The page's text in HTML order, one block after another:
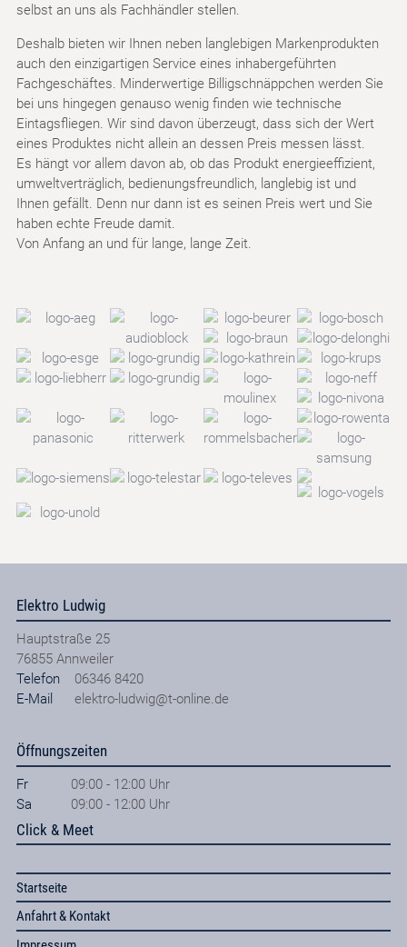
selbst an uns als Fachhändler stellen.
Deshalb bieten wir Ihnen neben langlebigen Markenprodukten
auch den einzigartigen Service eines inhabergeführten
Fachgeschäftes. Minderwertige Billigschnäppchen werden Sie
bei uns hingegen genauso wenig finden wie technische
Eintagsfliegen. Wir sind davon überzeugt, dass sich der Wert
eines Produktes nicht allein an dessen Preis messen lässt.
Es hängt vor allem davon ab, ob das Produkt energieeffizient,
umweltverträglich, bedienungsfreundlich, langlebig ist und
Ihnen gefällt. Denn nur dann ist es seinen Preis wert und Sie
haben echte Freude damit.
Von Anfang an und für lange, lange Zeit.
Elektro Ludwig
Hauptstraße 25
76855 Annweiler
Telefon
06346 8420
E-Mail
elektro-ludwig@t-online.de
Öffnungszeiten
Fr
09:00 - 12:00 Uhr
Sa
09:00 - 12:00 Uhr
Click & Meet
Startseite
Anfahrt & Kontakt